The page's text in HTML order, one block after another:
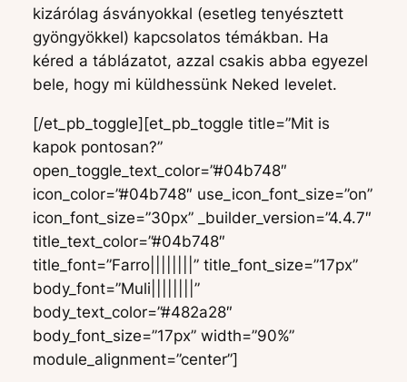
kizárólag ásványokkal (esetleg tenyésztett
gyöngyökkel) kapcsolatos témákban. Ha
kéred a táblázatot, azzal csakis abba egyezel
bele, hogy mi küldhessünk Neked levelet.
[/et_pb_toggle][et_pb_toggle title=”Mit is
kapok pontosan?”
open_toggle_text_color=”#04b748″
icon_color=”#04b748″ use_icon_font_size=”on”
icon_font_size=”30px” _builder_version=”4.4.7″
title_text_color=”#04b748″
title_font=”Farro||||||||” title_font_size=”17px”
body_font=”Muli||||||||”
body_text_color=”#482a28″
body_font_size=”17px” width=”90%”
module_alignment=”center”]